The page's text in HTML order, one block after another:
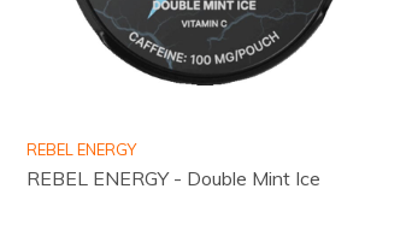
REBEL ENERGY
REBEL ENERGY - Double Mint Ice